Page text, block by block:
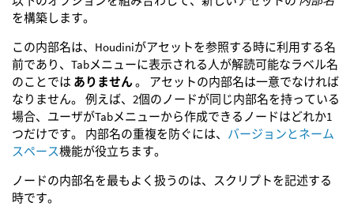
を構築します。
この内部名は、Houdiniがアセットを参照する時に利用する名
前であり、Tabメニューに表示される人が解読可能なラベル名
のことでは ありません。 アセットの内部名は一意でなければ
なりません。 例えば、2個のノードが同じ内部名を持っている
場合、ユーザがTabメニューから作成できるノードはどれか1
つだけです。 内部名の重複を防ぐには、 バージョンとネーム
スペース機能が役立ちます。
ノードの内部名を最もよく扱うのは、スクリプトを記述する
時です。